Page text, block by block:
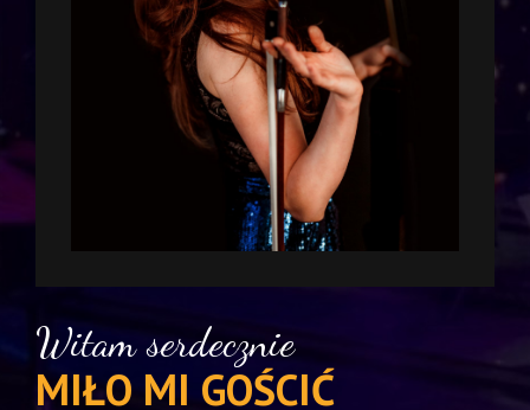
Witam serdecznie
MIŁO MI GOŚCIĆ